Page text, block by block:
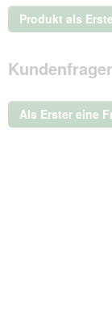
Kein
Beurteilungswert
Produkt als
.
dieser
Aktion
ein
modales
Als Erster eine